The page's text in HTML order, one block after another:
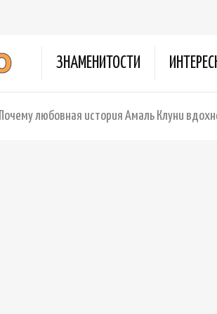
ЗНАМЕНИТОСТИ
Почему любовная история Амаль Клуни